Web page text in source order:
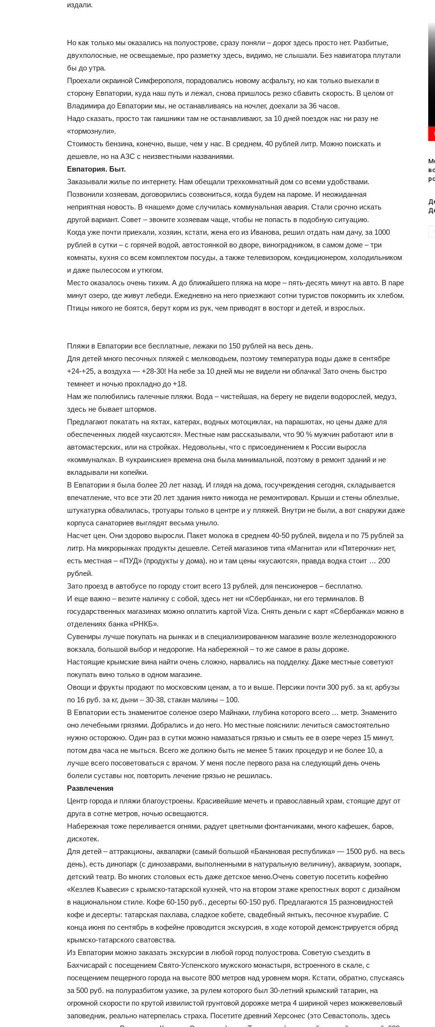
издали.
Но как только мы оказались на полуострове, сразу поняли – дорог здесь просто нет. Разбитые,
двухполосные, не освещаемые, про разметку здесь, видимо, не слышали. Без навигатора плутали
бы до утра.
Проехали окраиной Симферополя, порадовались новому асфальту, но как только выехали в
сторону Евпатории, куда наш путь и лежал, снова пришлось резко сбавить скорость. В целом от
Владимира до Евпатории мы, не останавливаясь на ночлег, доехали за 36 часов.
Надо сказать, просто так гаишники там не останавливают, за 10 дней поездок нас ни разу не
«тормознули».
Стоимость бензина, конечно, выше, чем у нас. В среднем, 40 рублей литр. Можно поискать и
дешевле, но на АЗС с неизвестными названиями.
Евпатория. Быт.
Заказывали жилье по интернету. Нам обещали трехкомнатный дом со всеми удобствами.
Позвонили хозяевам, договорились созвониться, когда будем на пароме. И неожиданная
неприятная новость. В «нашем» доме случилась коммунальная авария. Стали срочно искать
другой вариант. Совет – звоните хозяевам чаще, чтобы не попасть в подобную ситуацию.
Когда уже почти приехали, хозяин, кстати, жена его из Иванова, решил отдать нам дачу, за 1000
рублей в сутки – с горячей водой, автостоянкой во дворе, виноградником, в самом доме – три
комнаты, кухня со всем комплектом посуды, а также телевизором, кондиционером, холодильником
и даже пылесосом и утюгом.
Место оказалось очень тихим. А до ближайшего пляжа на море – пять-десять минут на авто. В паре
минут озеро, где живут лебеди. Ежедневно на него приезжают сотни туристов покормить их хлебом.
Птицы никого не боятся, берут корм из рук, чем приводят в восторг и детей, и взрослых.
Пляжи в Евпатории все бесплатные, лежаки по 150 рублей на весь день.
Для детей много песочных пляжей с мелководьем, поэтому температура воды даже в сентябре
+24-+25, а воздуха — +28-30! На небе за 10 дней мы не видели ни облачка! Зато очень быстро
темнеет и ночью прохладно до +18.
Нам же полюбились галечные пляжи. Вода – чистейшая, на берегу не видели водорослей, медуз,
здесь не бывает штормов.
Предлагают покатать на яхтах, катерах, водных мотоциклах, на парашютах, но цены даже для
обеспеченных людей «кусаются». Местные нам рассказывали, что 90 % мужчин работают или в
автомастерских, или на стройках. Недовольны, что с присоединением к России выросла
«коммуналка». В «украинские» времена она была минимальной, поэтому в ремонт зданий и не
вкладывали ни копейки.
В Евпатории я была более 20 лет назад. И глядя на дома, госучреждения сегодня, складывается
впечатление, что все эти 20 лет здания никто никогда не ремонтировал. Крыши и стены облезлые,
штукатурка обвалилась, тротуары только в центре и у пляжей. Внутри не были, а вот снаружи даже
корпуса санаториев выглядят весьма уныло.
Насчет цен. Они здорово выросли. Пакет молока в среднем 40-50 рублей, видела и по 75 рублей за
литр. На микрорынках продукты дешевле. Сетей магазинов типа «Магнита» или «Пятерочки» нет,
есть местная – «ПУД» (продукты у дома), но и там цены «кусаются», правда водка стоит … 200
рублей.
Зато проезд в автобусе по городу стоит всего 13 рублей, для пенсионеров – бесплатно.
И еще важно – везите наличку с собой, здесь нет ни «Сбербанка», ни его терминалов. В
государственных магазинах можно оплатить картой Viza. Снять деньги с карт «Сбербанка» можно в
отделениях банка «РНКБ».
Сувениры лучше покупать на рынках и в специализированном магазине возле железнодорожного
вокзала, большой выбор и недорогие. На набережной – то же самое в разы дороже.
Настоящие крымские вина найти очень сложно, нарвались на подделку. Даже местные советуют
покупать вино только в одном магазине.
Овощи и фрукты продают по московским ценам, а то и выше. Персики почти 300 руб. за кг, арбузы
по 16 руб. за кг, дыни – 30-38, стакан малины – 100.
В Евпатории есть знаменитое соленое озеро Майнаки, глубина которого всего … метр. Знаменито
оно лечебными грязями. Добрались и до него. Но местные пояснили: лечиться самостоятельно
нужно осторожно. Один раз в сутки можно намазаться грязью и смыть ее в озере через 15 минут,
потом два часа не мыться. Всего же должно быть не менее 5 таких процедур и не более 10, а
лучше всего посоветоваться с врачом. У меня после первого раза на следующий день очень
болели суставы ног, повторить лечение грязью не решилась.
Развлечения
Центр города и пляжи благоустроены. Красивейшие мечеть и православный храм, стоящие друг от
друга в сотне метров, ночью освещаются.
Набережная тоже переливается огнями, радует цветными фонтанчиками, много кафешек, баров,
дискотек.
Для детей – аттракционы, аквапарки (самый большой «Банановая республика» — 1500 руб. на весь
день), есть динопарк (с динозаврами, выполненными в натуральную величину), аквариум, зоопарк,
детский театр. Во многих столовых есть даже детское меню.Очень советую посетить кофейню
«Кезлев Къавеси» с крымско-татарской кухней, что на втором этаже крепостных ворот с дизайном
в национальном стиле. Кофе 60-150 руб., десерты 60-150 руб. Предлагаются 15 разновидностей
кофе и десерты: татарская пахлава, сладкое кобете, свадебный янтыкъ, песочное къурабие. С
конца июня по сентябрь в кофейне проводится экскурсия, в ходе которой демонстрируется обряд
крымско-татарского сватовства.
Из Евпатории можно заказать экскурсии в любой город полуострова. Советую съездить в
Бахчисарай с посещением Свято-Успенского мужского монастыря, встроенного в скале, с
посещением пещерного города на высоте 800 метров над уровнем моря. Кстати, обратно, спускаясь
за 500 руб. на полуразбитом уазике, за рулем которого был 30-летний крымский татарин, на
огромной скорости по крутой извилистой грунтовой дорожке метра 4 шириной через можжевеловый
заповедник, реально натерпелась страха. Посетите древний Херсонес (это Севастополь, здесь